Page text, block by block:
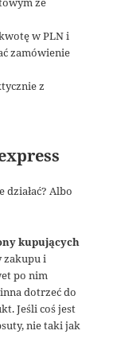
w PLN i
zamówienie
z
działać? Albo
kupujących
zakupu i
po nim
dotrzeć do
Jeśli coś jest
nie taki jak